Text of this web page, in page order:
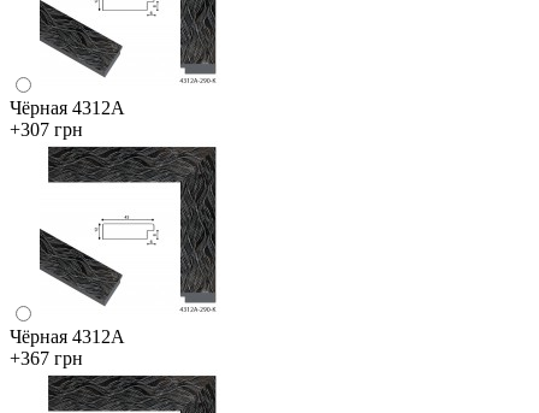
Чёрная 4312А
+307 грн
Чёрная 4312А
+367 грн